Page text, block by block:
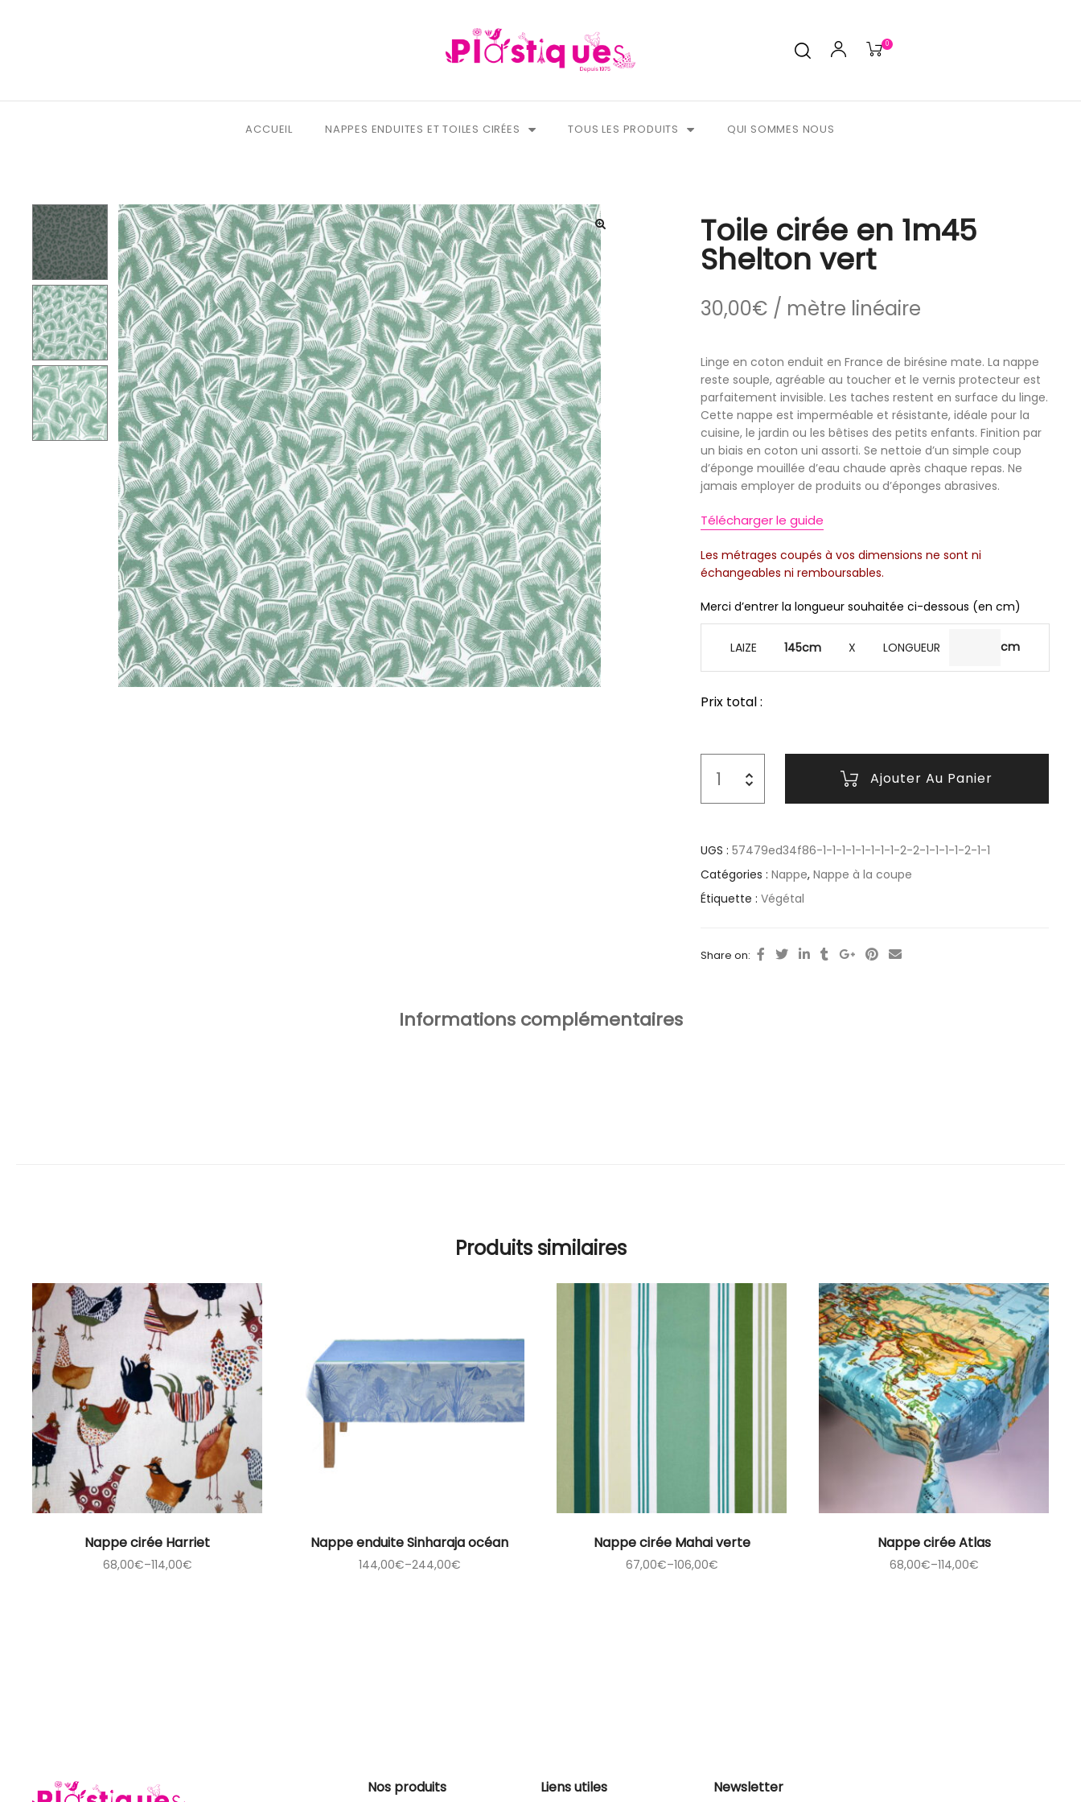
0
ACCUEIL NAPPES ENDUITES ET TOILES CIRÉES TOUS LES PRODUITS QUI SOMMES NOUS
Toile cirée en 1m45
Shelton vert
30,00€ / mètre linéaire
Linge en coton enduit en France de birésine mate. La nappe
reste souple, agréable au toucher et le vernis protecteur est
parfaitement invisible. Les taches restent en surface du linge.
Cette nappe est imperméable et résistante, idéale pour la
cuisine, le jardin ou les bêtises des petits enfants. Finition par
un biais en coton uni assorti. Se nettoie d’un simple coup
d’éponge mouillée d’eau chaude après chaque repas. Ne
jamais employer de produits ou d’éponges abrasives.
Télécharger le guide
Les métrages coupés à vos dimensions ne sont ni
échangeables ni remboursables.
Merci d’entrer la longueur souhaitée ci-dessous (en cm)
LAIZE 145cmX LONGUEUR
Prix total :
Ajouter Au Panier
UGS : 57479ed34f86-1-1-1-1-1-1-1-1-2-2-1-1-1-1-2-1-1
Catégories : Nappe, Nappe à la coupe
Étiquette : Végétal
Share on:
Informations complémentaires
Produits similaires
Nappe cirée Harriet
68,00€–114,00€
Nappe enduite Sinharaja océan
144,00€–244,00€
Nappe cirée Mahai verte
67,00€–106,00€
Nappe cirée Atlas
68,00€–114,00€
Nos produits Liens utiles Newsletter